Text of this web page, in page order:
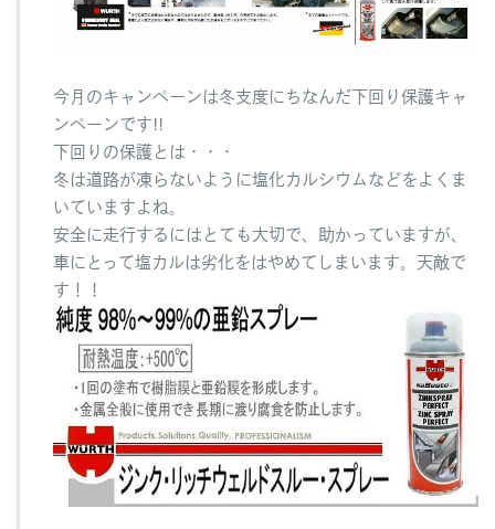
今月のキャンペーンは冬支度にちなんだ下回り保護キャ
ンペーンです!!
下回りの保護とは・・・
冬は道路が凍らないように塩化カルシウムなどをよくま
いていますよね。
安全に走行するにはとても大切で、助かっていますが、
車にとって塩カルは劣化をはやめてしまいます。天敵で
す！！